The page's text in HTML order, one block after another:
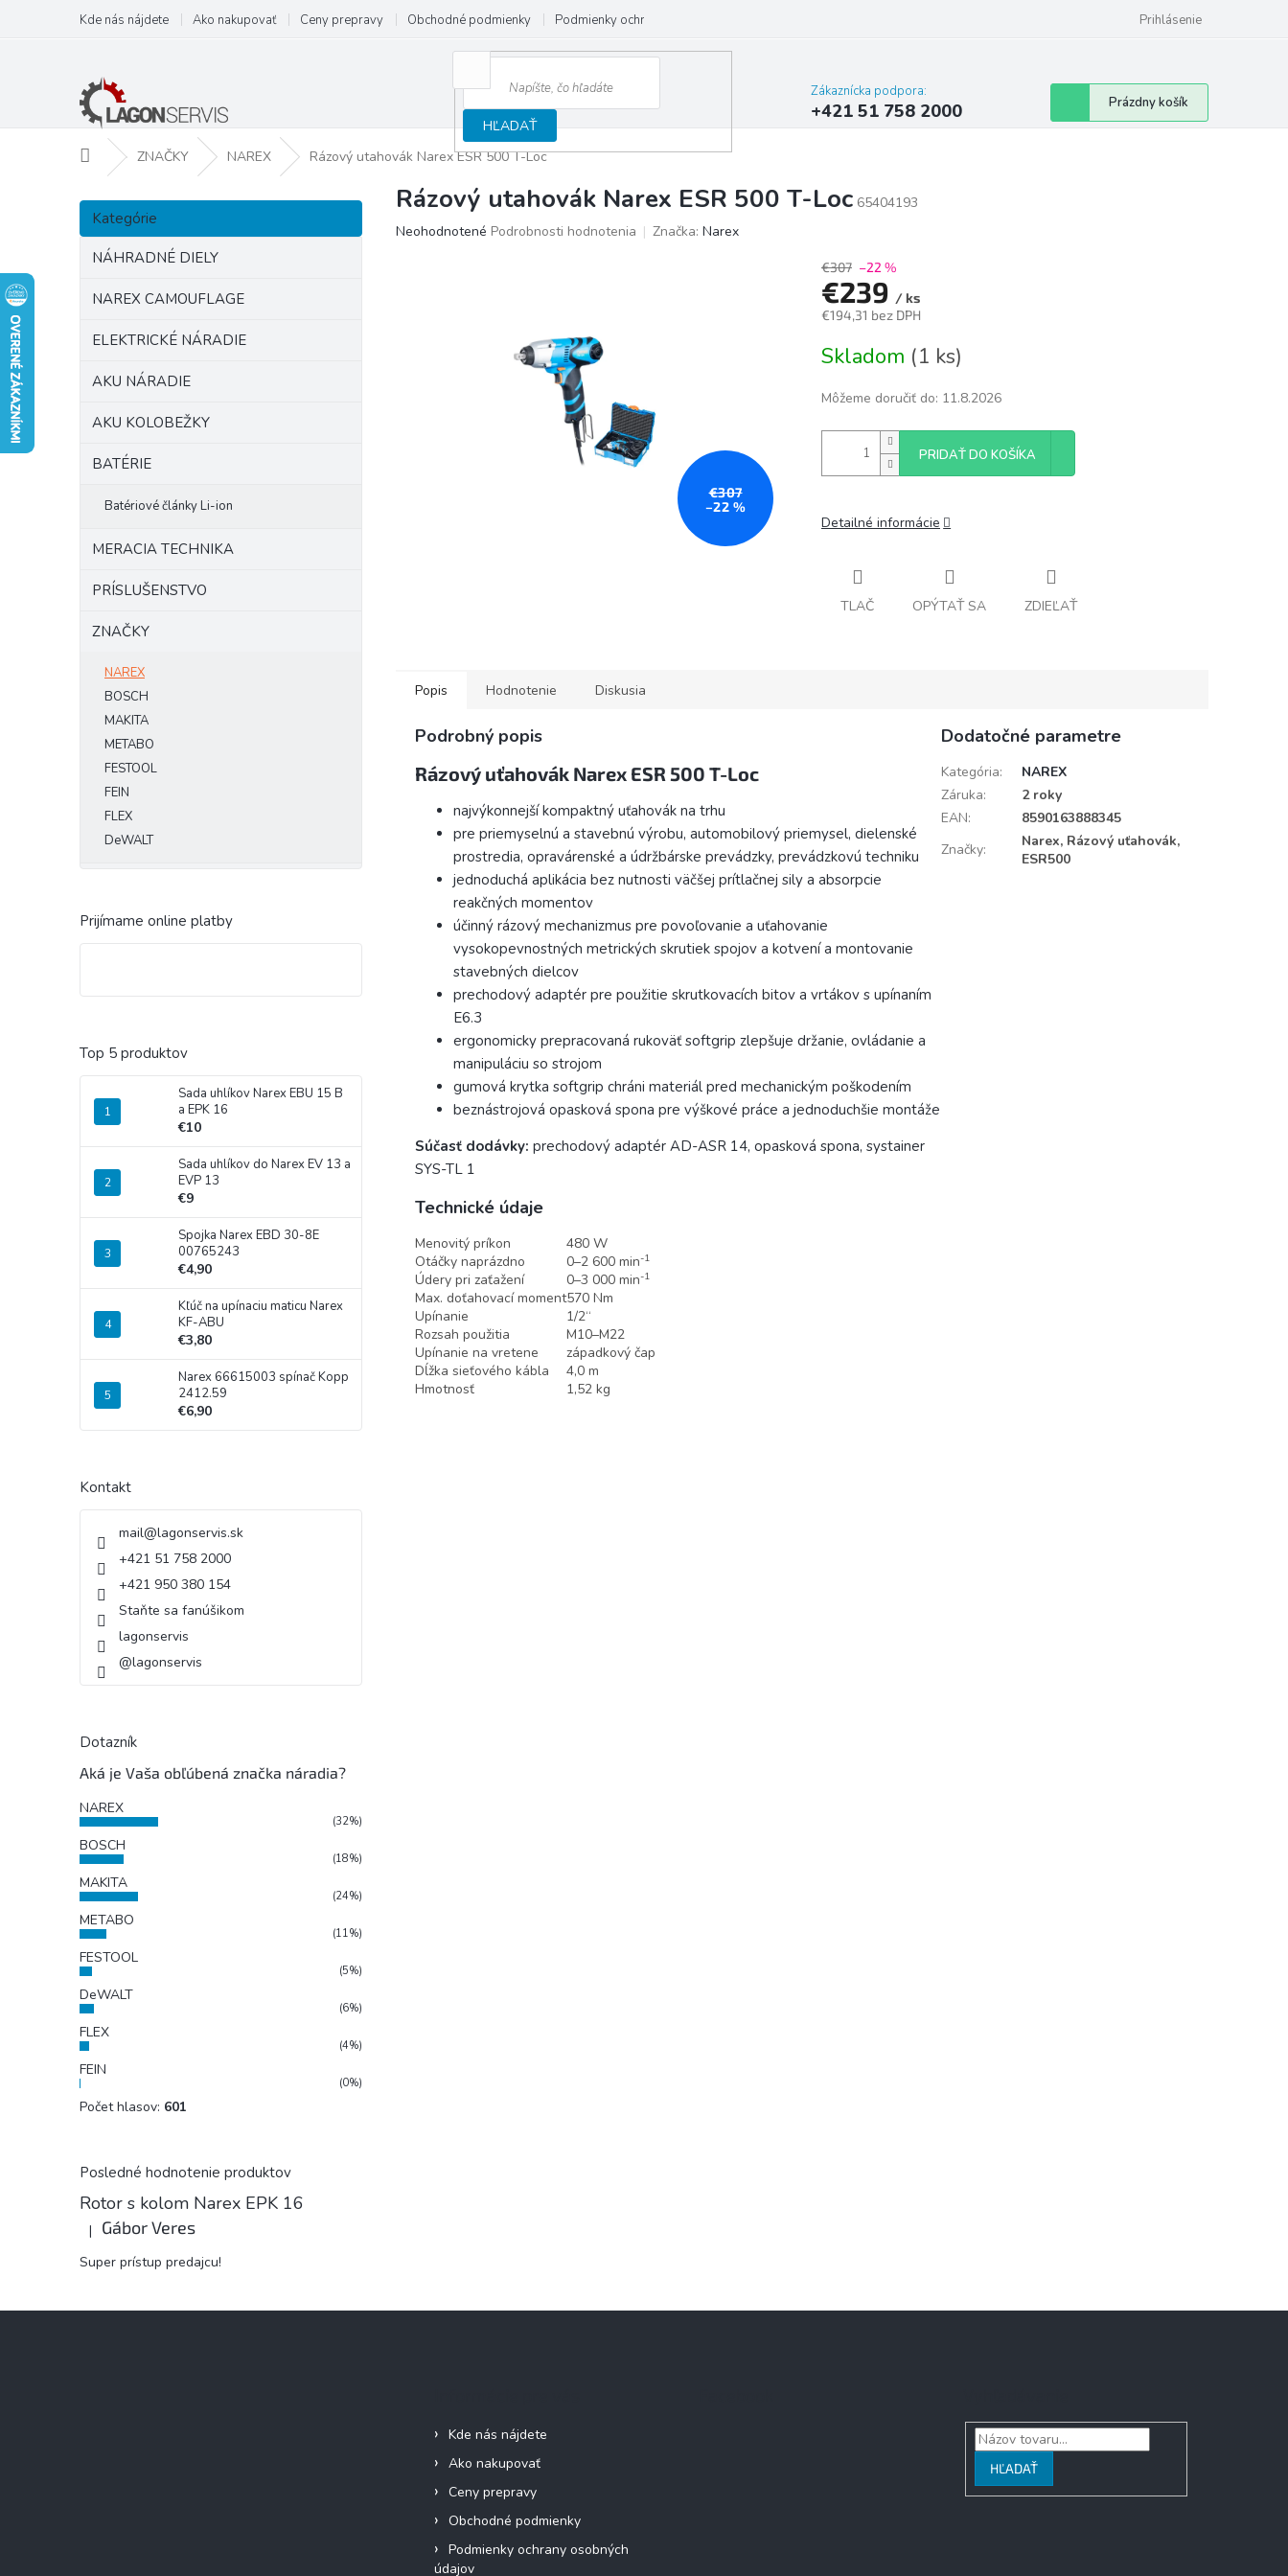
obsah
Kde nás nájdete Ako nakupovať Ceny prepravy Obchodné podmienky Podmienky ochrany osobných údajov Prihlásenie
HĽADAŤ
Zákaznícka podpora:
+421 51 758 2000
Nákupný
košík
Prázdny košík
DomovZNAČKY NAREX Rázový utahovák Narex ESR 500 T-Loc
B
č
Preskočiť
kategórie
Kategórie
NÁHRADNÉ DIELY
NAREX CAMOUFLAGE
ELEKTRICKÉ NÁRADIE
AKU NÁRADIE
AKU KOLOBEŽKY
BATÉRIE
Batériové články Li-ion
MERACIA TECHNIKA
PRÍSLUŠENSTVO
ZNAČKY
NAREX
BOSCH
MAKITA
METABO
FESTOOL
FEIN
FLEX
DeWALT
Prijímame online platby
Top 5 produktov
Sada uhlíkov Narex EBU 15 B
a EPK 16
€10
Sada uhlíkov do Narex EV 13 a
EVP 13
€9
Spojka Narex EBD 30-8E
00765243
€4,90
Kľúč na upínaciu maticu Narex
KF-ABU
€3,80
Narex 66615003 spínač Kopp
2412.59
€6,90
Kontakt
mail@lagonservis.sk
+421 51 758 2000
+421 950 380 154
Staňte sa fanúšikom
lagonservis
@lagonservis
Dotazník
Aká je Vaša obľúbená značka náradia?
NAREX
(32%)
BOSCH
(18%)
MAKITA
(24%)
METABO
(11%)
FESTOOL
(5%)
DeWALT
(6%)
FLEX
(4%)
FEIN
(0%)
Počet hlasov: 601
Posledné hodnotenie produktov
Rotor s kolom Narex EPK 16
Hodnotenie produktu je 5 z 5 hviezdičiek.
| Gábor Veres
Super prístup predajcu!
Rázový utahovák Narex ESR 500 T-Loc 65404193
Priemerné
Neohodnotené Podrobnosti hodnotenia Značka: Narex
€307
–22 %
€307 –22 %
€239 / ks
€194,31 bez DPH
cena:
Skladom (1 ks)
Môžeme doručiť do: 11.8.2026
PRIDAŤ DO KOŠÍKA
Detailné informácie
TLAČ OPÝTAŤ SA ZDIEĽAŤ
Popis Hodnotenie Diskusia
Podrobný popis
Rázový uťahovák Narex ESR 500 T-Loc
najvýkonnejší kompaktný uťahovák na trhu
pre priemyselnú a stavebnú výrobu, automobilový priemysel, dielenské
prostredia, opravárenské a údržbárske prevádzky, prevádzkovú techniku
jednoduchá aplikácia bez nutnosti väčšej prítlačnej sily a absorpcie
reakčných momentov
účinný rázový mechanizmus pre povoľovanie a uťahovanie
vysokopevnostných metrických skrutiek spojov a kotvení a montovanie
stavebných dielcov
prechodový adaptér pre použitie skrutkovacích bitov a vrtákov s upínaním
E6.3
ergonomicky prepracovaná rukoväť softgrip zlepšuje držanie, ovládanie a
manipuláciu so strojom
gumová krytka softgrip chráni materiál pred mechanickým poškodením
beznástrojová opasková spona pre výškové práce a jednoduchšie montáže
Súčasť dodávky: prechodový adaptér AD-ASR 14, opasková spona, systainer
SYS-TL 1
Technické údaje
Menovitý príkon
480 W
Otáčky naprázdno
0–2 600 min-1
Údery pri zaťažení 0–3 000 min-1
Max. doťahovací moment570 Nm
Upínanie
1/2“
Rozsah použitia
M10–M22
Upínanie na vretene
západkový čap
Dĺžka sieťového kábla
4,0 m
Hmotnosť
1,52 kg
Dodatočné parametre
Kategória:
NAREX
Záruka:
2 roky
EAN:
8590163888345
Značky:
Narex, Rázový uťahovák,
ESR500
Kde nás nájdete
Ako nakupovať
Ceny prepravy
Obchodné podmienky
Podmienky ochrany osobných
údajov
HĽADAŤ